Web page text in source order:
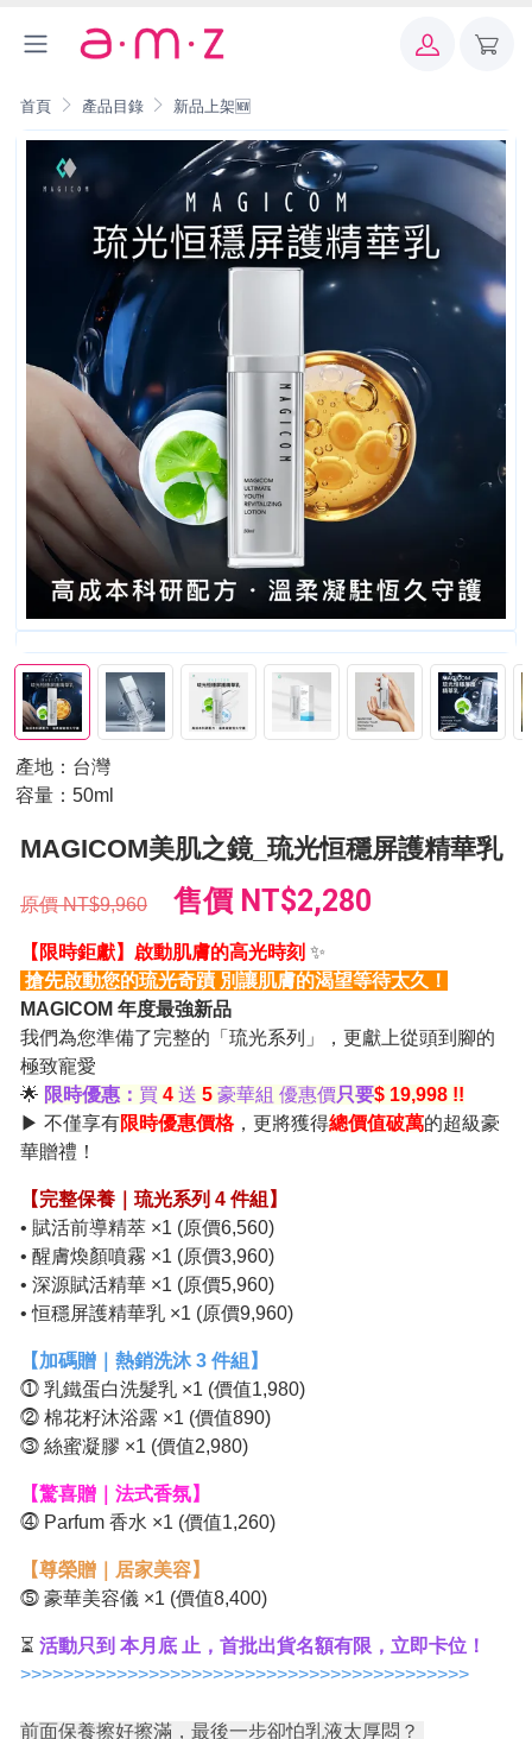
首頁 產品目錄 新品上架🆕
產地：台灣
容量：50ml
MAGICOM美肌之鏡_琉光恒穩屏護精華乳
原價NT$9,960 售價 NT$2,280
【限時鉅獻】啟動肌膚的高光時刻 ✨
搶先啟動您的琉光奇蹟 別讓肌膚的渴望等待太久！
MAGICOM 年度最強新品
我們為您準備了完整的「琉光系列」，更獻上從頭到腳的
極致寵愛
🌟 限時優惠： 買 4 送 5 豪華組 優惠價只要$ 19,998 !!
▶ 不僅享有限時優惠價格，更將獲得總價值破萬的超級豪
華贈禮！
【完整保養｜琉光系列 4 件組】
• 賦活前導精萃 ×1 (原價6,560)
• 醒膚煥顏噴霧 ×1 (原價3,960)
• 深源賦活精華 ×1 (原價5,960)
• 恒穩屏護精華乳 ×1 (原價9,960)
【加碼贈｜熱銷洗沐 3 件組】
⓵ 乳鐵蛋白洗髮乳 ×1 (價值1,980)
⓶ 棉花籽沐浴露 ×1 (價值890)
⓷ 絲蜜凝膠 ×1 (價值2,980)
【驚喜贈｜法式香氛】
⓸ Parfum 香水 ×1 (價值1,260)
【尊榮贈｜居家美容】
⓹ 豪華美容儀 ×1 (價值8,400)
⏳ 活動只到 本月底 止，首批出貨名額有限，立即卡位！
>>>>>>>>>>>>>>>>>>>>>>>>>>>>>>>>>>>>>>>>>>
前面保養擦好擦滿，最後一步卻怕乳液太厚悶？